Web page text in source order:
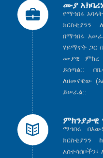
ሙያ
የማኅበሩ
ክርስቲያንን
በማኅበሩ
ሃይማኖት ጋር
ሙያዊ ምክረ
ይሰጣል::
ለዘመናዊው
ይሠራል::
ምክንያታዊ
ማኅበሩ